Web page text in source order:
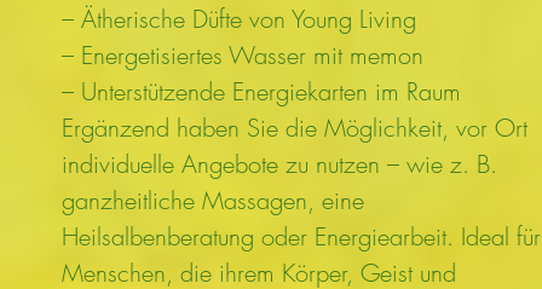
– Ätherische Düfte von Young Living
– Energetisiertes Wasser mit memon
– Unterstützende Energiekarten im Raum
Ergänzend haben Sie die Möglichkeit, vor Ort
individuelle Angebote zu nutzen – wie z. B.
ganzheitliche Massagen, eine
Heilsalbenberatung oder Energiearbeit. Ideal für
Menschen, die ihrem Körper, Geist und